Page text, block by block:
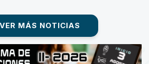
VER MÁS NOTICIAS